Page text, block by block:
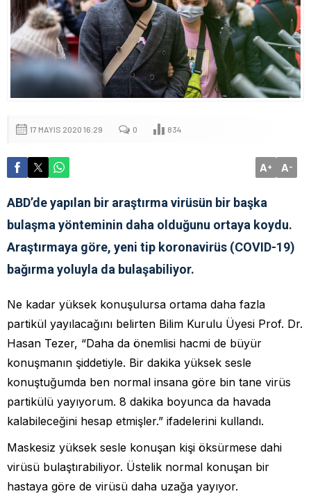
17 MAYIS 2020 16:29 0 834
A+ A-
ABD’de yapılan bir araştırma virüsün bir başka
bulaşma yönteminin daha olduğunu ortaya koydu.
Araştırmaya göre, yeni tip koronavirüs (COVID-19)
bağırma yoluyla da bulaşabiliyor.
Ne kadar yüksek konuşulursa ortama daha fazla
partikül yayılacağını belirten Bilim Kurulu Üyesi Prof. Dr.
Hasan Tezer, “Daha da önemlisi hacmi de büyür
konuşmanın şiddetiyle. Bir dakika yüksek sesle
konuştuğumda ben normal insana göre bin tane virüs
partikülü yayıyorum. 8 dakika boyunca da havada
kalabileceğini hesap etmişler.” ifadelerini kullandı.
Maskesiz yüksek sesle konuşan kişi öksürmese dahi
virüsü bulaştırabiliyor. Üstelik normal konuşan bir
hastaya göre de virüsü daha uzağa yayıyor.